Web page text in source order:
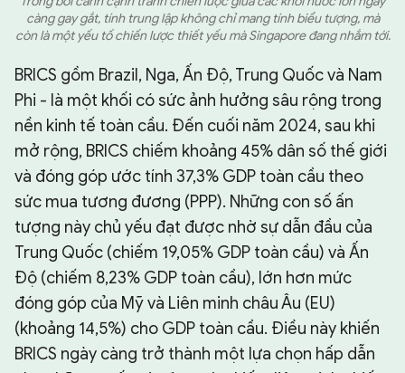
càng gay gắt, tính trung lập không chỉ mang tính biểu tượng, mà
còn là một yếu tố chiến lược thiết yếu mà Singapore đang nhắm tới.
BRICS gồm Brazil, Nga, Ấn Độ, Trung Quốc và Nam
Phi - là một khối có sức ảnh hưởng sâu rộng trong
nền kinh tế toàn cầu. Đến cuối năm 2024, sau khi
mở rộng, BRICS chiếm khoảng 45% dân số thế giới
và đóng góp ước tính 37,3% GDP toàn cầu theo
sức mua tương đương (PPP). Những con số ấn
tượng này chủ yếu đạt được nhờ sự dẫn đầu của
Trung Quốc (chiếm 19,05% GDP toàn cầu) và Ấn
Độ (chiếm 8,23% GDP toàn cầu), lớn hơn mức
đóng góp của Mỹ và Liên minh châu Âu (EU)
(khoảng 14,5%) cho GDP toàn cầu. Điều này khiến
BRICS ngày càng trở thành một lựa chọn hấp dẫn